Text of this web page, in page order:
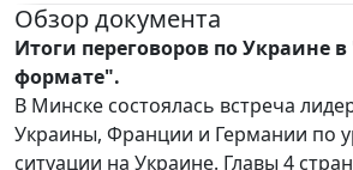
Обзор документа
Итоги переговоров по Украине
формате".
В Минске состоялась встреча
Украины, Франции и Германии по
ситуации на Украине. Главы 4